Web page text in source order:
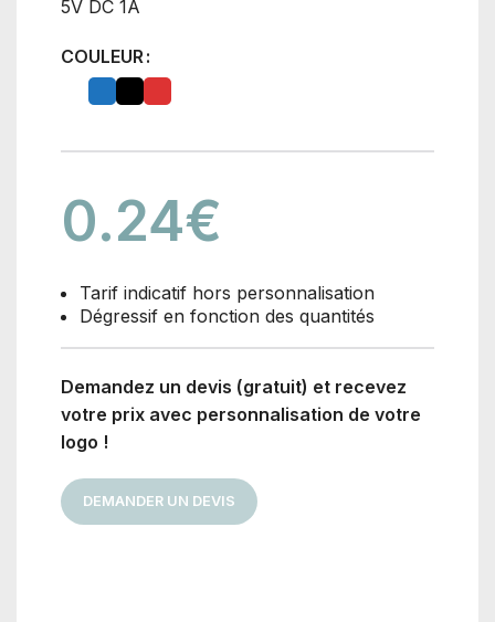
5V DC 1A
COULEUR
0.24€
Tarif indicatif hors personnalisation
Dégressif en fonction des quantités
Demandez un devis (gratuit) et recevez
votre prix avec personnalisation de votre
logo !
DEMANDER UN DEVIS